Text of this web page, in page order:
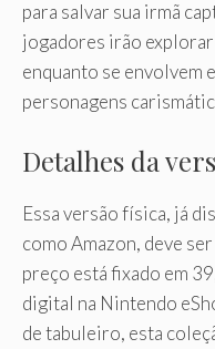
para salvar sua irmã
jogadores irão
enquanto se envolvem
personagens
Detalhes da
Essa versão física, já
como Amazon, deve
preço está fixado em
digital na Nintendo
de tabuleiro, esta